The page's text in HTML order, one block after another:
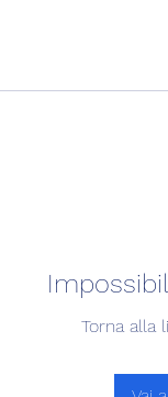
Torna alla